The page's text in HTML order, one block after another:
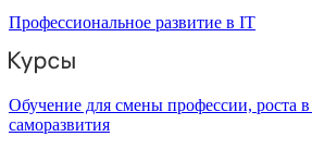
Профессиональное развитие в IT
Обучение для смены профессии, роста в
саморазвития